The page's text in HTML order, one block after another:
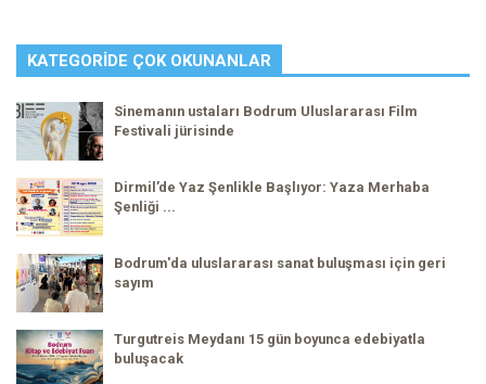
KATEGORIDE ÇOK OKUNANLAR
Sinemanın ustaları Bodrum Uluslararası Film
Festivali jürisinde
Dirmil’de Yaz Şenlikle Başlıyor: Yaza Merhaba
Şenliği ...
Bodrum'da uluslararası sanat buluşması için geri
sayım
Turgutreis Meydanı 15 gün boyunca edebiyatla
buluşacak